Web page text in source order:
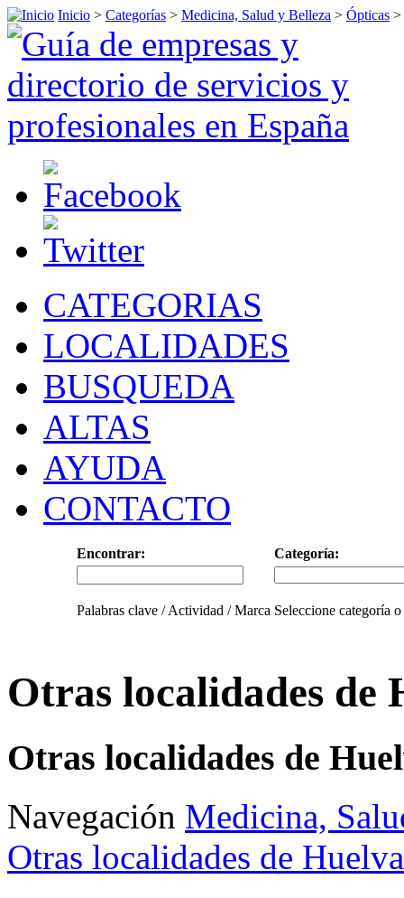
Inicio > Categorías > Medicina, Salud y Belleza > Ópticas >
CATEGORIAS
LOCALIDADES
BUSQUEDA
ALTAS
AYUDA
CONTACTO
Encontrar: Categoría:
Palabras clave / Actividad / Marca Seleccione categoría
Otras localidades de
Otras localidades de
Navegación Medicina,
Otras localidades de Huelva